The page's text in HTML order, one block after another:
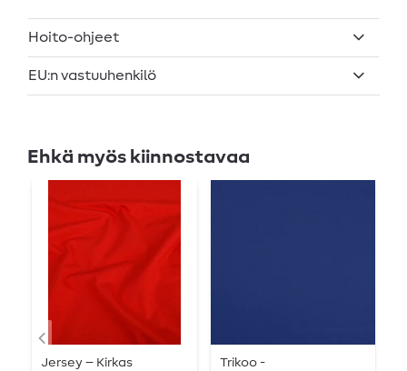
Hoito-ohjeet
EU:n vastuuhenkilö
Ehkä myös kiinnostavaa
Jersey – Kirkas
Trikoo -